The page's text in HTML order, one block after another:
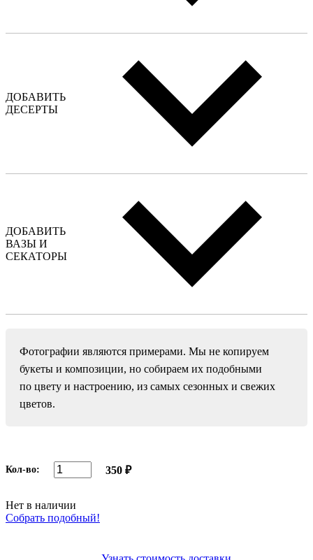
ДОБАВИТЬ
ДЕСЕРТЫ
ДОБАВИТЬ
ВАЗЫ И
СЕКАТОРЫ
Фотографии являются примерами. Мы не копируем
букеты и композиции, но собираем их подобными
по цвету и настроению, из самых сезонных и свежих
цветов.
Кол-во: 350 ₽
Нет в наличии
Собрать подобный!